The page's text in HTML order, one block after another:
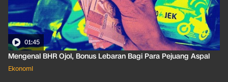
01:35
Pahami Dampak Kenaikan Suku Bunga Acuan ke Cicilan KPR
Ekonomi